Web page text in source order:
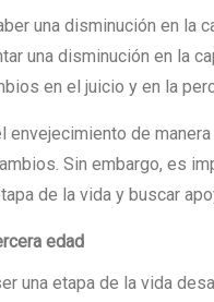
una disminución en la
una disminución en la
en el juicio y en la
envejecimiento de
Sin embargo, es
de la vida y buscar
edad
una etapa de la vida